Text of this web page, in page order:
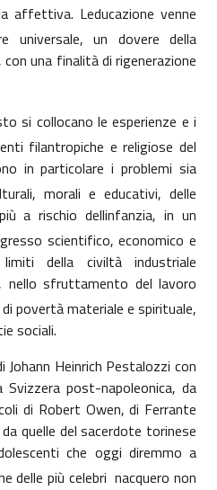
affettiva. Leducazione venne
universale, un dovere della
una finalità di rigenerazione
si collocano le esperienze e i
filantropiche e religiose del
in particolare i problemi sia
morali e educativi, delle
a rischio dellinfanzia, in un
scientifico, economico e
della civiltà industriale
nello sfruttamento del lavoro
povertà materiale e spirituale,
sociali.
Johann Heinrich Pestalozzi con
post-napoleonica, da
di Robert Owen, di Ferrante
quelle del sacerdote torinese
che oggi diremmo a
delle più celebri  nacquero non